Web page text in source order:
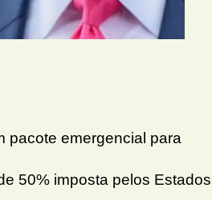
pacote emergencial para
50% imposta pelos Estados